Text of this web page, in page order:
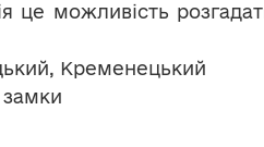
це можливість
Кременецький
замки